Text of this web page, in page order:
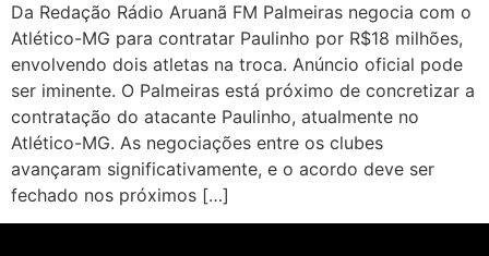
Da Redação Rádio Aruanã FM Palmeiras negocia com o
Atlético-MG para contratar Paulinho por R$18 milhões,
envolvendo dois atletas na troca. Anúncio oficial pode
ser iminente. O Palmeiras está próximo de concretizar a
contratação do atacante Paulinho, atualmente no
Atlético-MG. As negociações entre os clubes
avançaram significativamente, e o acordo deve ser
fechado nos próximos […]